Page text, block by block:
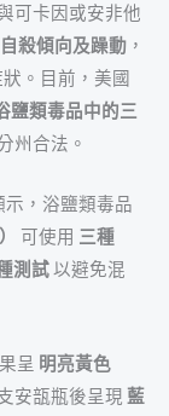
可卡因或安非他
殺傾向及躁動 ，
。目前，美國
鹽類毒品中的三
州合法。
示，浴鹽類毒品
可使用 三種
測試以避免混
呈 明亮黃色
安瓿瓶後呈現 藍